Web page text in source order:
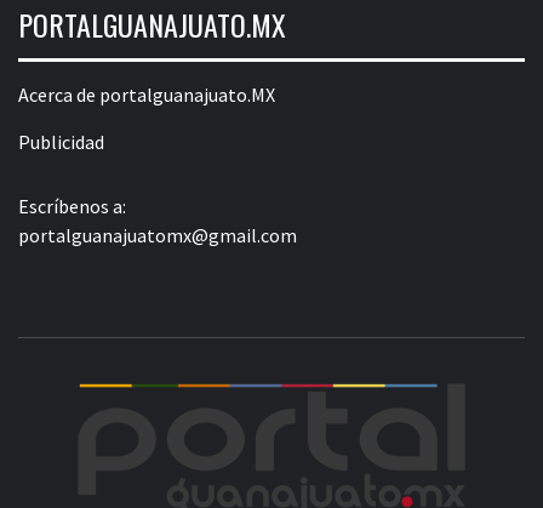
PORTALGUANAJUATO.MX
Acerca de portalguanajuato.MX
Publicidad
Escríbenos a:
portalguanajuatomx@gmail.com